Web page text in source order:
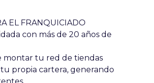
EL FRANQUICIADO
con más de 20 años de
montar tu red de tiendas
tu propia cartera, generando